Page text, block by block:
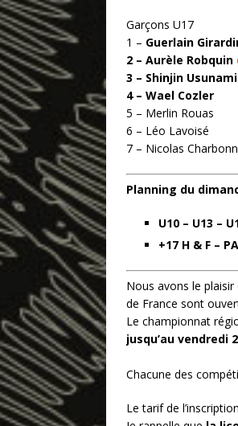
Garçons U17
1 – Guerlain
2 – Aurèle Robquin
3 – Shinjin Usunami
4 – Wael Cozler
5 – Merlin Rouas
6 – Léo Lavoisé
7 – Nicolas
Planning du
U10 – U13 –
+17 H & F –
Nous avons le
de France sont
Le championnat
jusqu’au vendredi
Chacune des
Le tarif de